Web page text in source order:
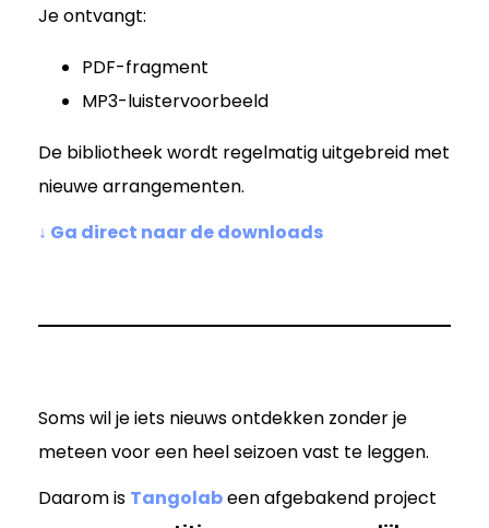
Je ontvangt:
PDF-fragment
MP3-luistervoorbeeld
De bibliotheek wordt regelmatig uitgebreid met
nieuwe arrangementen.
↓ Ga direct naar de downloads
Soms wil je iets nieuws ontdekken zonder je
meteen voor een heel seizoen vast te leggen.
Daarom is Tangolabeen afgebakend project